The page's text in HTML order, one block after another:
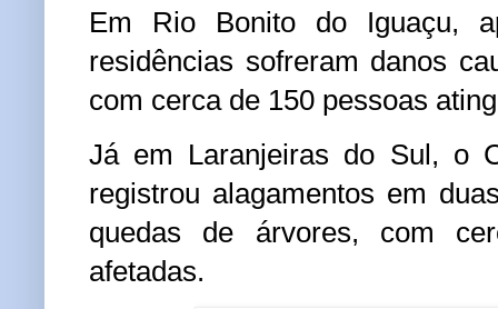
Em Rio Bonito do Iguaçu,
residências sofreram danos
com cerca de 150 pessoas
Já em Laranjeiras do Sul, o
registrou alagamentos em
quedas de árvores, com
afetadas.